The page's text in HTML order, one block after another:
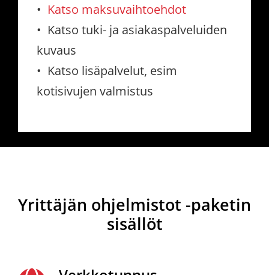
• Katso maksuvaihtoehdot
• Katso tuki- ja asiakaspalveluiden
kuvaus
• Katso lisäpalvelut, esim
kotisivujen valmistus
Yrittäjän ohjelmistot -paketin
sisällöt